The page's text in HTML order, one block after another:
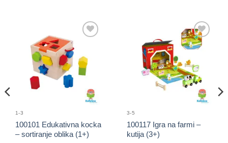
proizvod
1-3
100101 Edukativna kocka
– sortiranje oblika (1+)
Sačuvaj
proizvod
3-5
100117 Igra na farmi –
kutija (3+)